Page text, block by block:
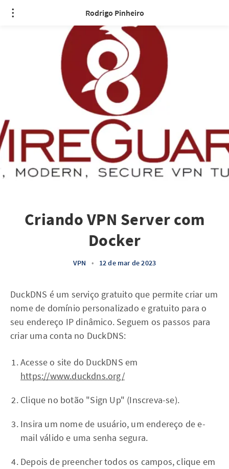
Rodrigo Pinheiro
Criando VPN Server com
Docker
VPN • 12 de mar de 2023
DuckDNS é um serviço gratuito que permite criar um
nome de domínio personalizado e gratuito para o
seu endereço IP dinâmico. Seguem os passos para
criar uma conta no DuckDNS:
Acesse o site do DuckDNS em
https://www.duckdns.org/
Clique no botão "Sign Up" (Inscreva-se).
Insira um nome de usuário, um endereço de e-
mail válido e uma senha segura.
Depois de preencher todos os campos, clique em